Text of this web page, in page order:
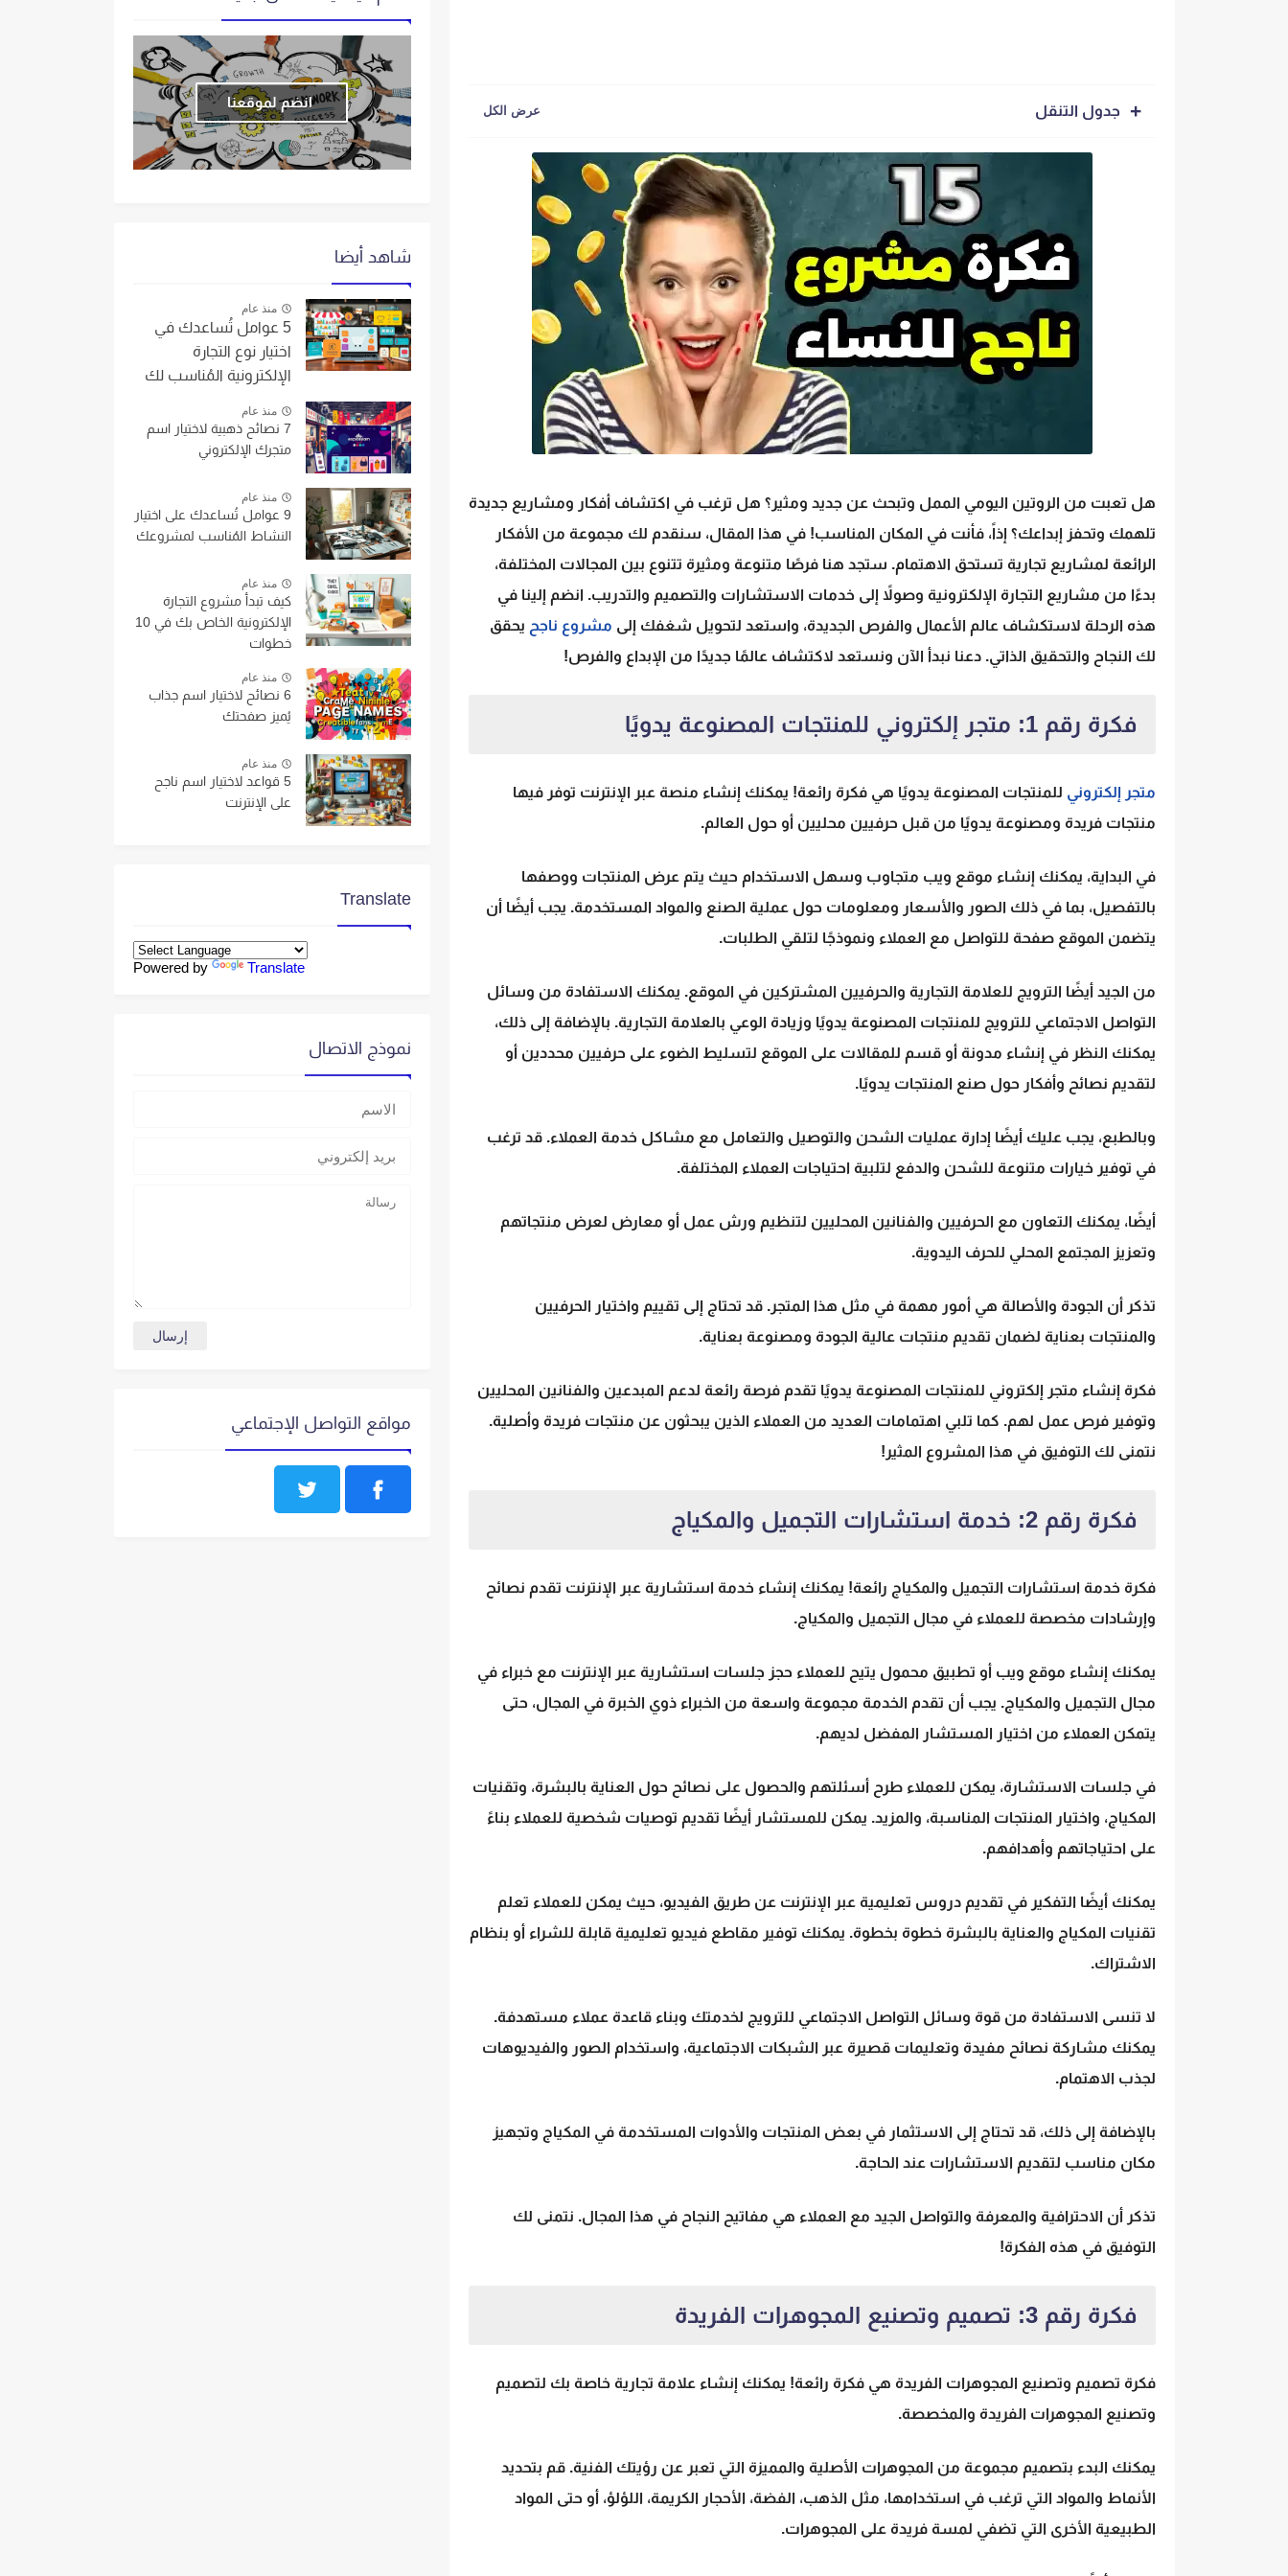
جدول التنقل
هل تعبت من الروتين اليومي الممل وتبحث عن جديد ومثير؟ هل ترغب في اكتشاف أفكار ومشاريع جديدة
تلهمك وتحفز إبداعك؟ إذاً، فأنت في المكان المناسب! في هذا المقال، سنقدم لك مجموعة من الأفكار
الرائعة لمشاريع تجارية تستحق الاهتمام. ستجد هنا فرصًا متنوعة ومثيرة تتنوع بين المجالات المختلفة،
بدءًا من مشاريع التجارة الإلكترونية وصولاً إلى خدمات الاستشارات والتصميم والتدريب. انضم إلينا في
هذه الرحلة لاستكشاف عالم الأعمال والفرص الجديدة، واستعد لتحويل شغفك إلى مشروع ناجح يحقق
لك النجاح والتحقيق الذاتي. دعنا نبدأ الآن ونستعد لاكتشاف عالمًا جديدًا من الإبداع والفرص!
فكرة رقم 1: متجر إلكتروني للمنتجات المصنوعة يدويًا
متجر إلكتروني للمنتجات المصنوعة يدويًا هي فكرة رائعة! يمكنك إنشاء منصة عبر الإنترنت توفر فيها
منتجات فريدة ومصنوعة يدويًا من قبل حرفيين محليين أو حول العالم.
في البداية، يمكنك إنشاء موقع ويب متجاوب وسهل الاستخدام حيث يتم عرض المنتجات ووصفها
بالتفصيل، بما في ذلك الصور والأسعار ومعلومات حول عملية الصنع والمواد المستخدمة. يجب أيضًا أن
يتضمن الموقع صفحة للتواصل مع العملاء ونموذجًا لتلقي الطلبات.
من الجيد أيضًا الترويج للعلامة التجارية والحرفيين المشتركين في الموقع. يمكنك الاستفادة من وسائل
التواصل الاجتماعي للترويج للمنتجات المصنوعة يدويًا وزيادة الوعي بالعلامة التجارية. بالإضافة إلى ذلك،
يمكنك النظر في إنشاء مدونة أو قسم للمقالات على الموقع لتسليط الضوء على حرفيين محددين أو
لتقديم نصائح وأفكار حول صنع المنتجات يدويًا.
وبالطبع، يجب عليك أيضًا إدارة عمليات الشحن والتوصيل والتعامل مع مشاكل خدمة العملاء. قد ترغب
في توفير خيارات متنوعة للشحن والدفع لتلبية احتياجات العملاء المختلفة.
أيضًا، يمكنك التعاون مع الحرفيين والفنانين المحليين لتنظيم ورش عمل أو معارض لعرض منتجاتهم
وتعزيز المجتمع المحلي للحرف اليدوية.
تذكر أن الجودة والأصالة هي أمور مهمة في مثل هذا المتجر. قد تحتاج إلى تقييم واختيار الحرفيين
والمنتجات بعناية لضمان تقديم منتجات عالية الجودة ومصنوعة بعناية.
فكرة إنشاء متجر إلكتروني للمنتجات المصنوعة يدويًا تقدم فرصة رائعة لدعم المبدعين والفنانين المحليين
وتوفير فرص عمل لهم. كما تلبي اهتمامات العديد من العملاء الذين يبحثون عن منتجات فريدة وأصلية.
نتمنى لك التوفيق في هذا المشروع المثير!
فكرة رقم 2: خدمة استشارات التجميل والمكياج
فكرة خدمة استشارات التجميل والمكياج رائعة! يمكنك إنشاء خدمة استشارية عبر الإنترنت تقدم نصائح
وإرشادات مخصصة للعملاء في مجال التجميل والمكياج.
يمكنك إنشاء موقع ويب أو تطبيق محمول يتيح للعملاء حجز جلسات استشارية عبر الإنترنت مع خبراء في
مجال التجميل والمكياج. يجب أن تقدم الخدمة مجموعة واسعة من الخبراء ذوي الخبرة في المجال، حتى
يتمكن العملاء من اختيار المستشار المفضل لديهم.
في جلسات الاستشارة، يمكن للعملاء طرح أسئلتهم والحصول على نصائح حول العناية بالبشرة، وتقنيات
المكياج، واختيار المنتجات المناسبة، والمزيد. يمكن للمستشار أيضًا تقديم توصيات شخصية للعملاء بناءً
على احتياجاتهم وأهدافهم.
يمكنك أيضًا التفكير في تقديم دروس تعليمية عبر الإنترنت عن طريق الفيديو، حيث يمكن للعملاء تعلم
تقنيات المكياج والعناية بالبشرة خطوة بخطوة. يمكنك توفير مقاطع فيديو تعليمية قابلة للشراء أو بنظام
الاشتراك.
لا تنسى الاستفادة من قوة وسائل التواصل الاجتماعي للترويج لخدمتك وبناء قاعدة عملاء مستهدفة.
يمكنك مشاركة نصائح مفيدة وتعليمات قصيرة عبر الشبكات الاجتماعية، واستخدام الصور والفيديوهات
لجذب الاهتمام.
بالإضافة إلى ذلك، قد تحتاج إلى الاستثمار في بعض المنتجات والأدوات المستخدمة في المكياج وتجهيز
مكان مناسب لتقديم الاستشارات عند الحاجة.
تذكر أن الاحترافية والمعرفة والتواصل الجيد مع العملاء هي مفاتيح النجاح في هذا المجال. نتمنى لك
التوفيق في هذه الفكرة!
فكرة رقم 3: تصميم وتصنيع المجوهرات الفريدة
فكرة تصميم وتصنيع المجوهرات الفريدة هي فكرة رائعة! يمكنك إنشاء علامة تجارية خاصة بك لتصميم
وتصنيع المجوهرات الفريدة والمخصصة.
يمكنك البدء بتصميم مجموعة من المجوهرات الأصلية والمميزة التي تعبر عن رؤيتك الفنية. قم بتحديد
الأنماط والمواد التي ترغب في استخدامها، مثل الذهب، الفضة، الأحجار الكريمة، اللؤلؤ، أو حتى المواد
الطبيعية الأخرى التي تضفي لمسة فريدة على المجوهرات.
انضم لموقعنا
شاهد أيضا
منذ عام
5 عوامل تُساعدك في
اختيار نوع التجارة
الإلكترونية المُناسب لك
منذ عام
7 نصائح ذهبية لاختيار اسم
متجرك الإلكتروني
منذ عام
9 عوامل تُساعدك على اختيار
النشاط المُناسب لمشروعك
منذ عام
كيف تبدأ مشروع التجارة
الإلكترونية الخاص بك في 10
خطوات
منذ عام
6 نصائح لاختيار اسم جذاب
يُميز صفحتك
منذ عام
5 قواعد لاختيار اسم ناجح
على الإنترنت
Translate
Powered by Translate
نموذج الاتصال
مواقع التواصل الإجتماعي